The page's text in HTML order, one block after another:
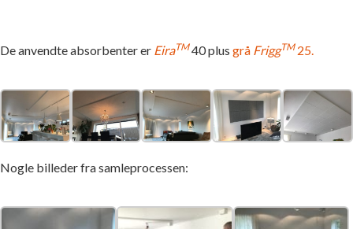
De anvendte absorbenter er EiraTM40 plus grå FriggTM25.
Nogle billeder fra samleprocessen: